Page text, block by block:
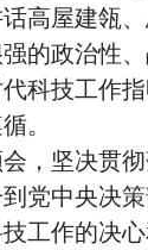
高屋建瓴、
的政治性
科技工作
。
，坚决贯
党中央决策
工作的决